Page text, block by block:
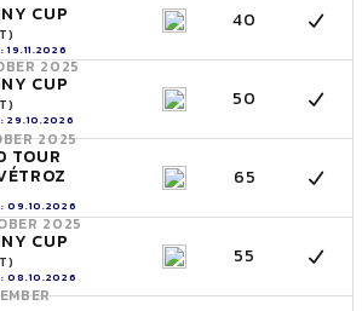
CUP
19.11.2026
40
2025
CUP
29.10.2026
50
2025
TOUR
09.10.2026
65
2025
CUP
08.10.2026
55